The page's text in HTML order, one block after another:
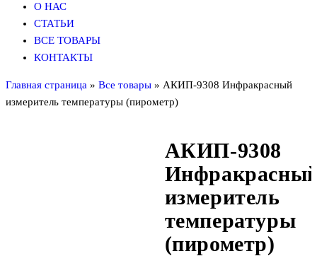
О НАС
СТАТЬИ
ВСЕ ТОВАРЫ
КОНТАКТЫ
Главная страница » Все товары » АКИП-9308 Инфракрасный
измеритель температуры (пирометр)
АКИП-9308
измеритель
температуры
(пирометр)